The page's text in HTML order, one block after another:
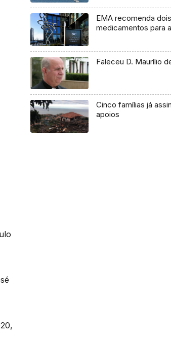
EMA recomenda dois
medicamentos para
Faleceu D. Maurílio
Cinco famílias já
apoios